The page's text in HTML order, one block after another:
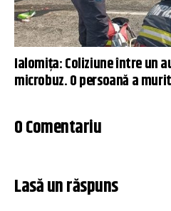
Ialomiţa: Coliziune între un
microbuz. O persoană a
0 Comentariu
Lasă un răspuns